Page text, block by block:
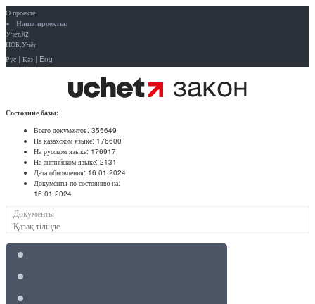
О проекте
Наши проекты:
Учёт.kz
ПОБ.Учёт
Рус | Қаз | Eng
Состояние базы:
Всего документов: 355649
На казахском языке: 176600
На русском языке: 176917
На английском языке: 2131
Дата обновления: 16.01.2024
Документы по состоянию на:
16.01.2024
Документы
Қазақ тілінде